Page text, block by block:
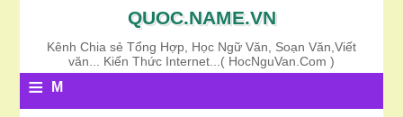
QUOC.NAME.VN
Kênh Chia sẻ Tổng Hợp, Học Ngữ Văn, Soạn Văn,Viết
văn... Kiến Thức Internet...( HocNguVan.Com )
≡
M